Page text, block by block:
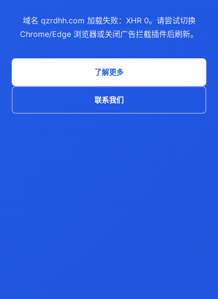
域名 qzrdhh.com 加载失败：XHR 0。请尝试切换
Chrome/Edge 浏览器或关闭广告拦截插件后刷新。
了解更多
联系我们